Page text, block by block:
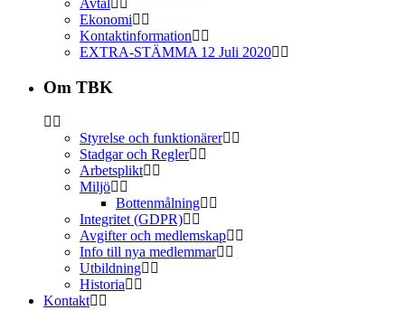
Ekonomi
Kontaktinformation
EXTRA-STÄMMA 12 Juli 2020
Om TBK
Styrelse och funktionärer
Stadgar och Regler
Arbetsplikt
Miljö
Bottenmålning
Integritet (GDPR)
Avgifter och medlemskap
Info till nya medlemmar
Utbildning
Historia
Kontakt